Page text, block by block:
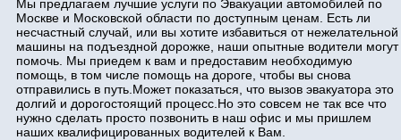
Мы предлагаем лучшие услуги по Эвакуации автомобилей по
Москве и Московской области по доступным ценам. Есть ли
несчастный случай, или вы хотите избавиться от нежелательной
машины на подъездной дорожке, наши опытные водители могут
помочь. Мы приедем к вам и предоставим необходимую
помощь, в том числе помощь на дороге, чтобы вы снова
отправились в путь.Может показаться, что вызов эвакуатора это
долгий и дорогостоящий процесс.Но это совсем не так все что
нужно сделать просто позвонить в наш офис и мы пришлем
наших квалифицированных водителей к Вам.